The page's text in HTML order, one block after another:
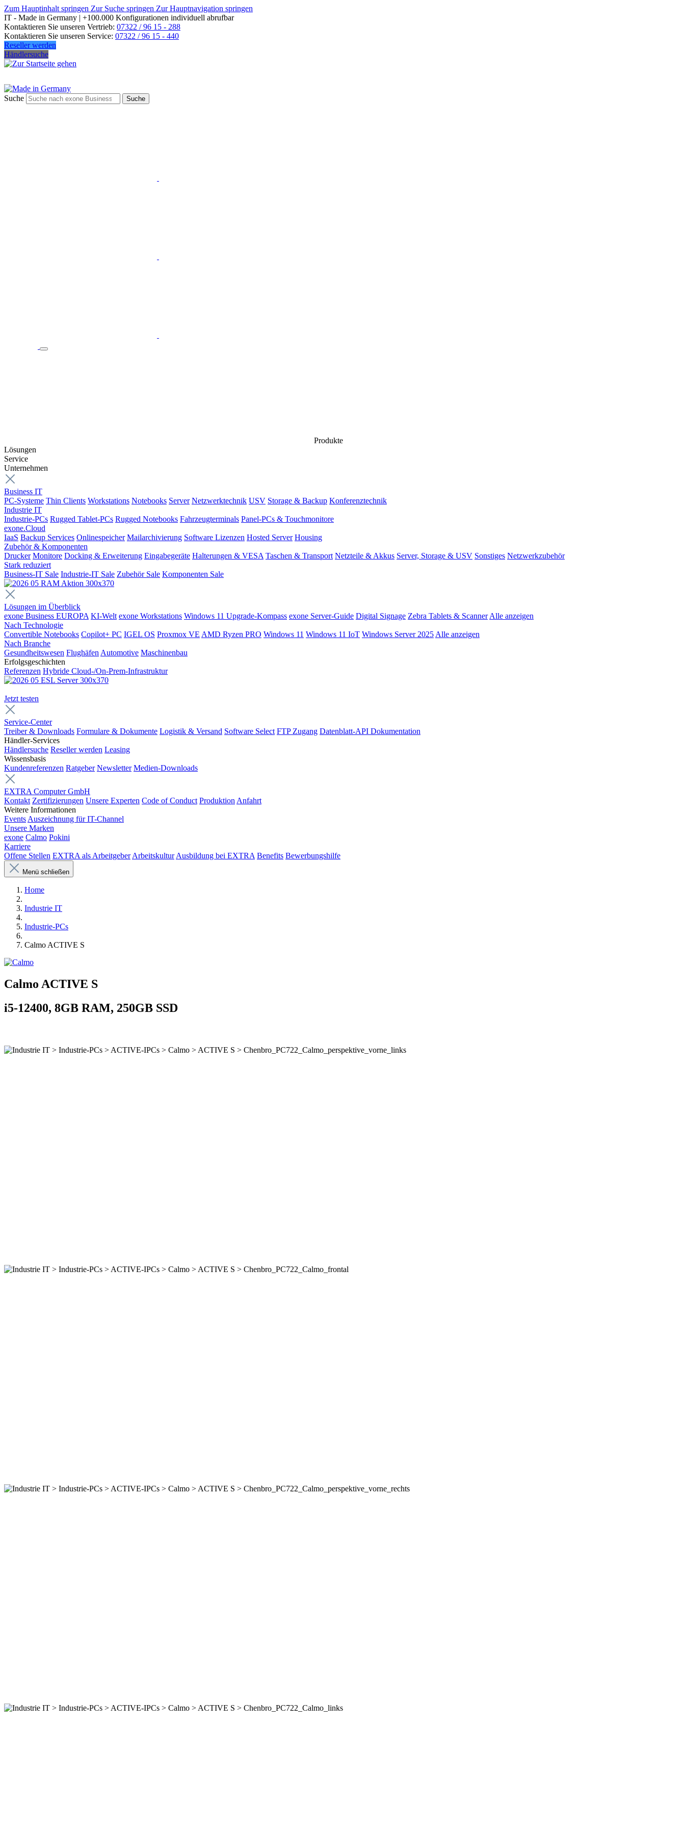
Zum Hauptinhalt springen Zur Suche springen Zur Hauptnavigation springen
IT - Made in Germany | +100.000 Konfigurationen individuell abrufbar
Kontaktieren Sie unseren Vertrieb: 07322 / 96 15 - 288
Kontaktieren Sie unseren Service: 07322 / 96 15 - 440
Reseller werden
Händlersuche
Suche Suche
Produkte
Lösungen
Service
Unternehmen
Business IT
PC-Systeme Thin Clients Workstations Notebooks Server Netzwerktechnik USV Storage & Backup Konferenztechnik
Industrie IT
Industrie-PCs Rugged Tablet-PCs Rugged Notebooks Fahrzeugterminals Panel-PCs & Touchmonitore
exone.Cloud
IaaS Backup Services Onlinespeicher Mailarchivierung Software Lizenzen Hosted Server Housing
Zubehör & Komponenten
Drucker Monitore Docking & Erweiterung Eingabegeräte Halterungen & VESA Taschen & Transport Netzteile & Akkus Server, Storage & USV Sonstiges Netzwerkzubehör
Stark reduziert
Business-IT Sale Industrie-IT Sale Zubehör Sale Komponenten Sale
Lösungen im Überblick
exone Business EUROPA KI-Welt exone Workstations Windows 11 Upgrade-Kompass exone Server-Guide Digital Signage Zebra Tablets & Scanner Alle anzeigen
Nach Technologie
Convertible Notebooks Copilot+ PC IGEL OS Proxmox VE AMD Ryzen PRO Windows 11 Windows 11 IoT Windows Server 2025 Alle anzeigen
Nach Branche
Gesundheitswesen Flughäfen Automotive Maschinenbau
Erfolgsgeschichten
Referenzen Hybride Cloud-/On-Prem-Infrastruktur
Jetzt testen
Service-Center
Treiber & Downloads Formulare & Dokumente Logistik & Versand Software Select FTP Zugang Datenblatt-API Dokumentation
Händler-Services
Händlersuche Reseller werden Leasing
Wissensbasis
Kundenreferenzen Ratgeber Newsletter Medien-Downloads
EXTRA Computer GmbH
Kontakt Zertifizierungen Unsere Experten Code of Conduct Produktion Anfahrt
Weitere Informationen
Events Auszeichnung für IT-Channel
Unsere Marken
exone Calmo Pokini
Karriere
Offene Stellen EXTRA als Arbeitgeber Arbeitskultur Ausbildung bei EXTRA Benefits Bewerbungshilfe
Menü schließen
Home
Industrie IT
Industrie-PCs
Calmo ACTIVE S
Calmo ACTIVE S
i5-12400, 8GB RAM, 250GB SSD